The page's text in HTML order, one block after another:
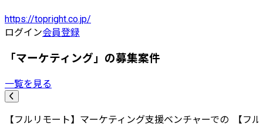
https://topright.co.jp/
ログイン会員登録
「マーケティング」の募集案件
一覧を見る
【フルリモート】マーケティング支援ベンチャーでの
【フ